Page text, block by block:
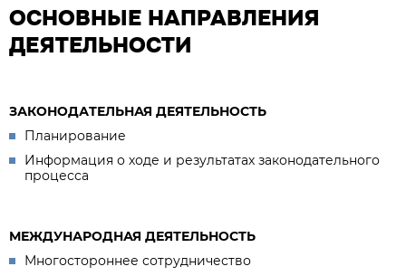
ОСНОВНЫЕ НАПРАВЛЕНИЯ
ДЕЯТЕЛЬНОСТИ
ЗАКОНОДАТЕЛЬНАЯ ДЕЯТЕЛЬНОСТЬ
Планирование
Информация о ходе и результатах законодательного
процесса
МЕЖДУНАРОДНАЯ ДЕЯТЕЛЬНОСТЬ
Многостороннее сотрудничество